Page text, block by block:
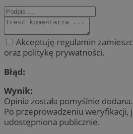
Akceptuję regulamin
oraz politykę prywatności.
Błąd:
Wynik:
Opinia została pomyślnie dodana.
Po przeprowadzeniu weryfikacji,
udostępniona publicznie.